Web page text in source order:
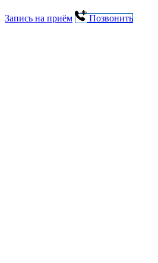
Запись на приём Позвонить